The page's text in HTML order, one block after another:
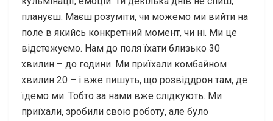
плануєш. Маєш розуміти, чи можемо ми вийти на
поле в якийсь конкретний момент, чи ні. Ми це
відстежуємо. Нам до поля їхати близько 30
хвилин – до години. Ми приїхали комбайном
хвилин 20 – і вже пишуть, що розвіддрон там, де
їдемо ми. Тобто за нами вже слідкують. Ми
приїхали, зробили свою роботу, але було